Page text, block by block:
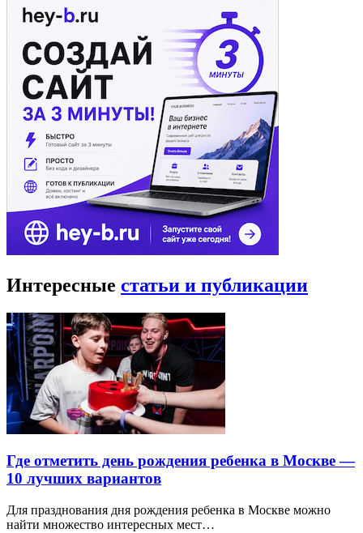
Интересные статьи и публикации
Где отметить день рождения ребенка в Москве —
10 лучших вариантов
Для празднования дня рождения ребенка в Москве можно
найти множество интересных мест…